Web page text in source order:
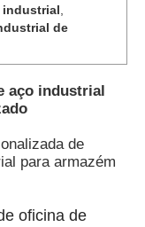
industrial
de
aço industrial
de
para armazém
oficina de